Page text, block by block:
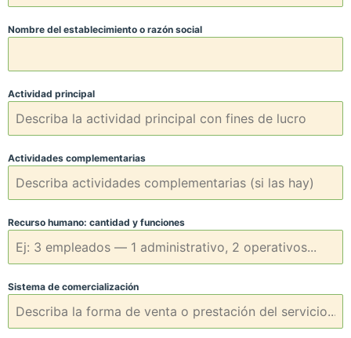
Nombre del establecimiento o razón social
Actividad principal
Actividades complementarias
Recurso humano: cantidad y funciones
Sistema de comercialización